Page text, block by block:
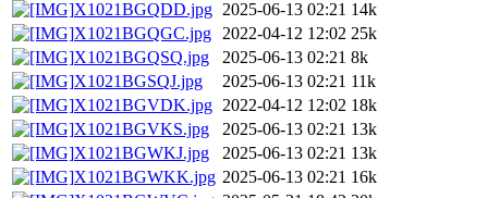
X1021BGQDD.jpg 2025-06-13 02:21 14k
X1021BGQGC.jpg
2022-04-12 12:02 25k
X1021BGQSQ.jpg
2025-06-13 02:21 8k
X1021BGSQJ.jpg
2025-06-13 02:21 11k
X1021BGVDK.jpg 2022-04-12 12:02 18k
X1021BGVKS.jpg
2025-06-13 02:21 13k
X1021BGWKJ.jpg
2025-06-13 02:21 13k
X1021BGWKK.jpg 2025-06-13 02:21 16k